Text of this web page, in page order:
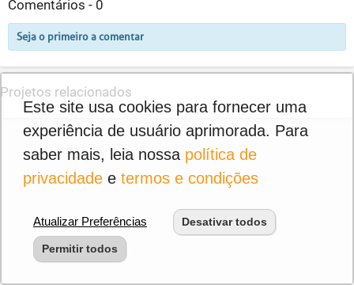
Comentários - 0
Seja o primeiro a comentar
Projetos relacionados
Este site usa cookies para fornecer uma
experiência de usuário aprimorada. Para
saber mais, leia nossa política de
privacidadee termos e condições
Atualizar Preferências Desativar todos
Permitir todos